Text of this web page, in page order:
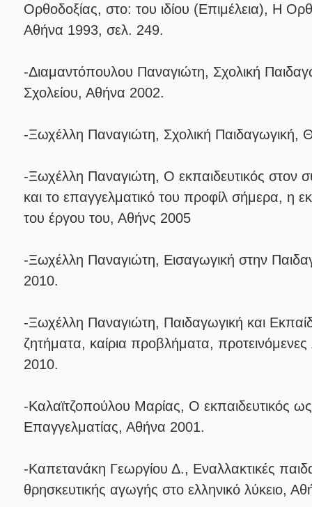
Ορθοδοξίας, στο: του ιδίου (Επιμέλεια), Η
Αθήνα 1993, σελ. 249.
-Διαμαντόπουλου Παναγιώτη, Σχολική
Σχολείου, Αθήνα 2002.
-Ξωχέλλη Παναγιώτη, Σχολική Παιδαγωγική,
-Ξωχέλλη Παναγιώτη, Ο εκπαιδευτικός στον
και το επαγγελματικό του προφίλ σήμερα, η
του έργου του, Αθήνς 2005
-Ξωχέλλη Παναγιώτη, Εισαγωγική στην
2010.
-Ξωχέλλη Παναγιώτη, Παιδαγωγική και
ζητήματα, καίρια προβλήματα,
2010.
-Καλαϊτζοπούλου Μαρίας, Ο εκπαιδευτικός
Επαγγελματίας, Αθήνα 2001.
-Καπετανάκη Γεωργίου Δ., Εναλλακτικές
θρησκευτικής αγωγής στο ελληνικό λύκειο,